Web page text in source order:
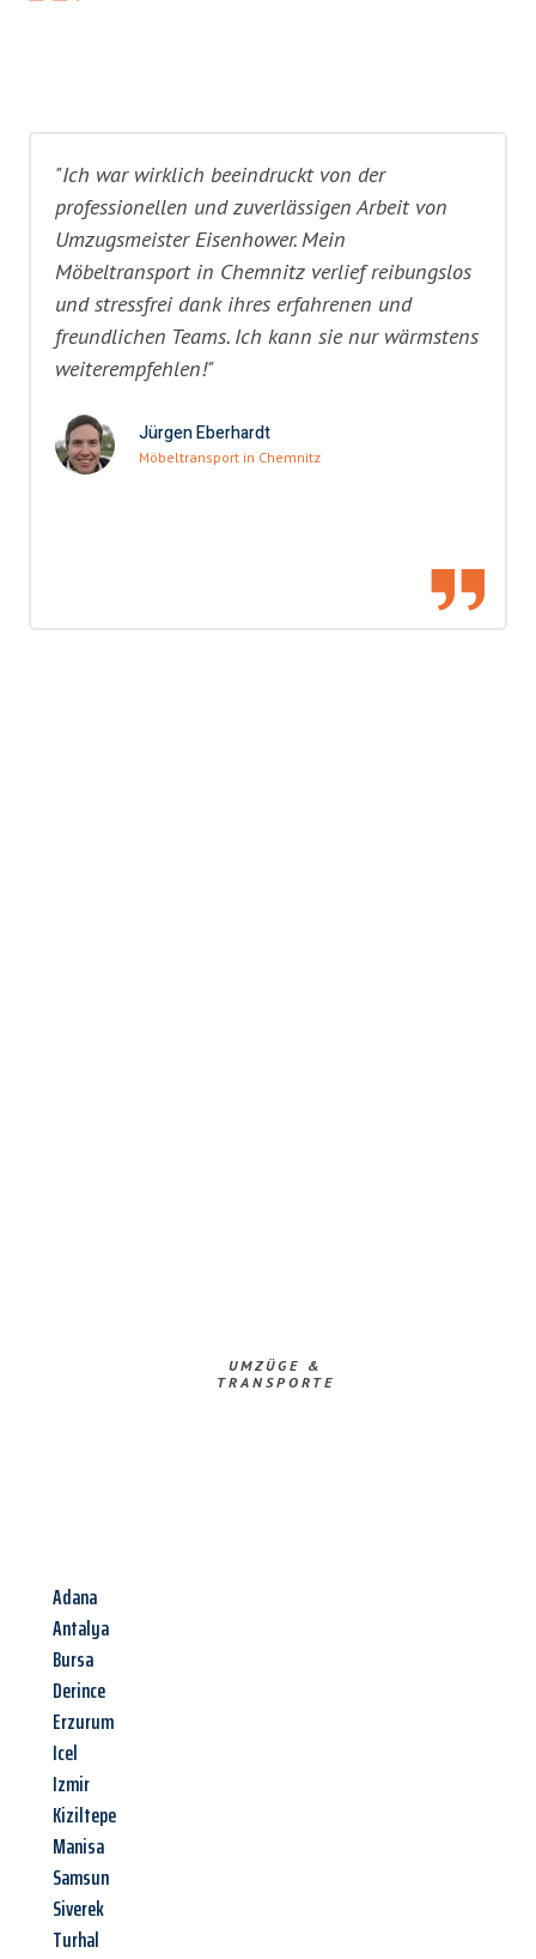
"Ich war wirklich beeindruckt von der
professionellen und zuverlässigen Arbeit von
Umzugsmeister Eisenhower. Mein
Möbeltransport in Chemnitz verlief reibungslos
und stressfrei dank ihres erfahrenen und
freundlichen Teams. Ich kann sie nur wärmstens
weiterempfehlen!"
Jürgen Eberhardt
Möbeltransport in Chemnitz
UMZÜGE &
TRANSPORTE
Adana
Antalya
Bursa
Derince
Erzurum
Icel
Izmir
Kiziltepe
Manisa
Samsun
Siverek
Turhal